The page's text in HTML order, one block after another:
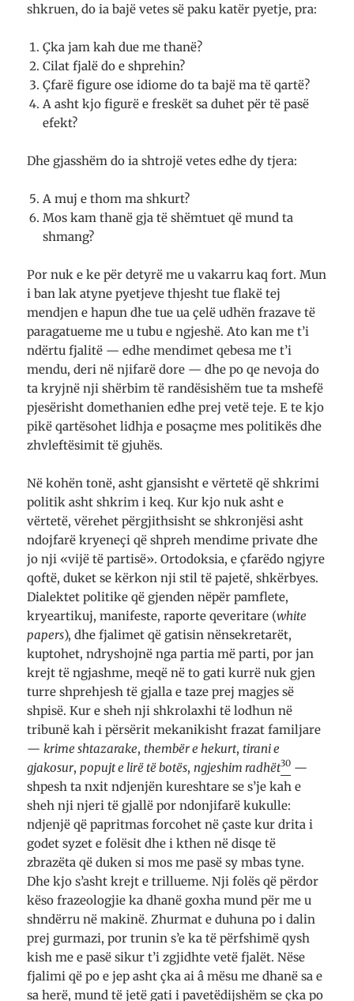
shkruen, do ia bajë vetes së paku katër pyetje, pra:
Çka jam kah due me thanë?
Cilat fjalë do e shprehin?
Çfarë figure ose idiome do ta bajë ma të qartë?
A asht kjo figurë e freskët sa duhet për të pasë
efekt?
Dhe gjasshëm do ia shtrojë vetes edhe dy tjera:
A muj e thom ma shkurt?
Mos kam thanë gja të shëmtuet që mund ta
shmang?
Por nuk e ke për detyrë me u vakarru kaq fort. Mun
i ban lak atyne pyetjeve thjesht tue flakë tej
mendjen e hapun dhe tue ua çelë udhën frazave të
paragatueme me u tubu e ngjeshë. Ato kan me t’i
ndërtu fjalitë — edhe mendimet qebesa me t’i
mendu, deri në njifarë dore — dhe po qe nevoja do
ta kryjnë nji shërbim të randësishëm tue ta mshefë
pjesërisht domethanien edhe prej vetë teje. E te kjo
pikë qartësohet lidhja e posaçme mes politikës dhe
zhvleftësimit të gjuhës.
Në kohën tonë, asht gjansisht e vërtetë që shkrimi
politik asht shkrim i keq. Kur kjo nuk asht e
vërtetë, vërehet përgjithsisht se shkronjësi asht
ndojfarë kryeneçi që shpreh mendime private dhe
jo nji «vijë të partisë». Ortodoksia, e çfarëdo ngjyre
qoftë, duket se kërkon nji stil të pajetë, shkërbyes.
Dialektet politike që gjenden nëpër pamflete,
kryeartikuj, manifeste, raporte qeveritare (white
papers), dhe fjalimet që gatisin nënsekretarët,
kuptohet, ndryshojnë nga partia më parti, por jan
krejt të ngjashme, meqë në to gati kurrë nuk gjen
turre shprehjesh të gjalla e taze prej magjes së
shpisë. Kur e sheh nji shkrolaxhi të lodhun në
tribunë kah i përsërit mekanikisht frazat familjare
— krime shtazarake,thembër e hekurt,tirani e
gjakosur, popujt e lirë të botës, ngjeshim radhët30 —
shpesh ta nxit ndjenjën kureshtare se s’je kah e
sheh nji njeri të gjallë por ndonjifarë kukulle:
ndjenjë që papritmas forcohet në çaste kur drita i
godet syzet e folësit dhe i kthen në disqe të
zbrazëta që duken si mos me pasë sy mbas tyne.
Dhe kjo s’asht krejt e trillueme. Nji folës që përdor
këso frazeologjie ka dhanë goxha mund për me u
shndërru në makinë. Zhurmat e duhuna po i dalin
prej gurmazi, por trunin s’e ka të përfshimë qysh
kish me e pasë sikur t’i zgjidhte vetë fjalët. Nëse
fjalimi që po e jep asht çka ai â mësu me dhanë sa e
sa herë, mund të jetë gati i pavetëdijshëm se çka po